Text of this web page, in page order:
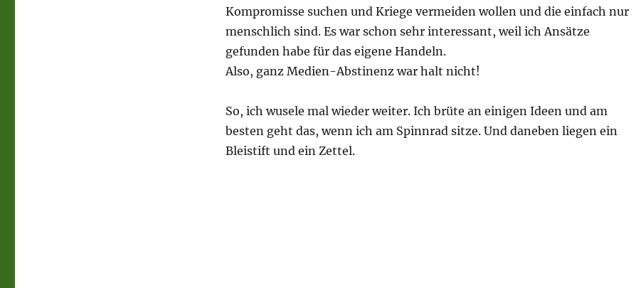
Kompromisse suchen und Kriege vermeiden wollen und die einfach nur
menschlich sind. Es war schon sehr interessant, weil ich Ansätze
gefunden habe für das eigene Handeln.
Also, ganz Medien-Abstinenz war halt nicht!
So, ich wusele mal wieder weiter. Ich brüte an einigen Ideen und am
besten geht das, wenn ich am Spinnrad sitze. Und daneben liegen ein
Bleistift und ein Zettel.